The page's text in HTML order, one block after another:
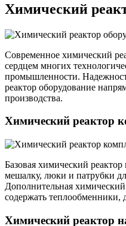
Химический
Современное химический
сердцем многих
промышленности.
реактор оборудование
производства.
Химический реактор
Базовая химический
мешалку, люки и патрубки
Дополнительная
содержать теплообменники,
Химический реактор